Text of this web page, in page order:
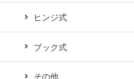
ヒンジ式
ブック式
その他